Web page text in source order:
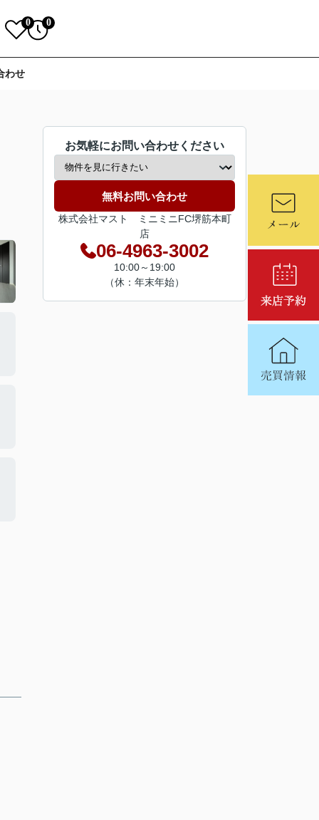
0 0
わせ
お気軽にお問い合わせください
無料お問い合わせ
株式会社マスト ミニミニFC堺筋本町
店
06-4963-3002
10:00～19:00
（休：年末年始）